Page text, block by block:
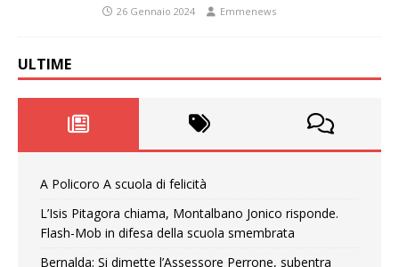
26 Gennaio 2024 Emmenews
ULTIME
A Policoro A scuola di felicità
L’Isis Pitagora chiama, Montalbano Jonico risponde.
Flash-Mob in difesa della scuola smembrata
Bernalda: Si dimette l’Assessore Perrone, subentra